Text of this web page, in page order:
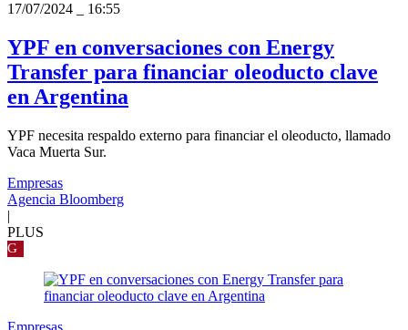
17/07/2024
16:55
YPF en conversaciones con Energy
Transfer para financiar oleoducto clave
en Argentina
YPF necesita respaldo externo para financiar el oleoducto, llamado
Vaca Muerta Sur.
Empresas
Agencia Bloomberg
|
PLUS
G